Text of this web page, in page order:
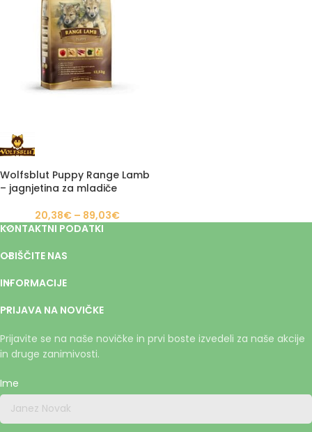
Wolfsblut Puppy Range Lamb
– jagnjetina za mladiče
20,38€ – 89,03€
KONTAKTNI PODATKI
OBIŠČITE NAS
INFORMACIJE
PRIJAVA NA NOVIČKE
Prijavite se na naše novičke in prvi boste izvedeli za naše akcije
in druge zanimivosti.
Ime